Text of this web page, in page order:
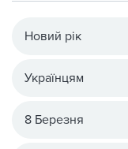
Новий рік
Українцям
8 Березня